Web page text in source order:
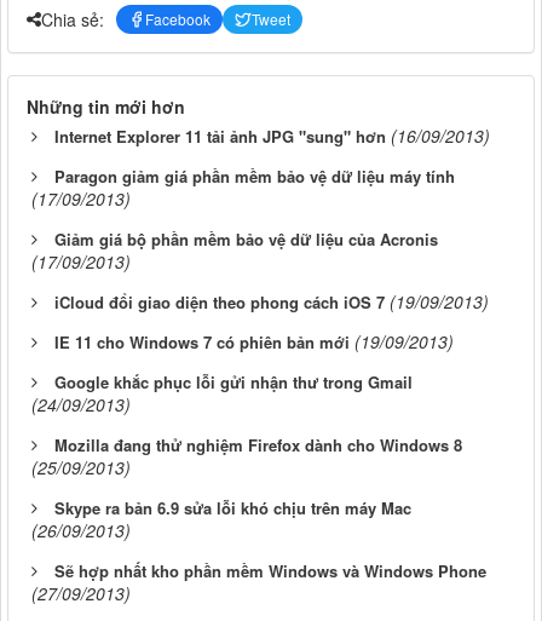
Chia sẻ: Facebook Tweet
Những tin mới hơn
Internet Explorer 11 tải ảnh JPG "sung" hơn (16/09/2013)
Paragon giảm giá phần mềm bảo vệ dữ liệu máy tính
(17/09/2013)
Giảm giá bộ phần mềm bảo vệ dữ liệu của Acronis
(17/09/2013)
iCloud đổi giao diện theo phong cách iOS 7 (19/09/2013)
IE 11 cho Windows 7 có phiên bản mới (19/09/2013)
Google khắc phục lỗi gửi nhận thư trong Gmail
(24/09/2013)
Mozilla đang thử nghiệm Firefox dành cho Windows 8
(25/09/2013)
Skype ra bản 6.9 sửa lỗi khó chịu trên máy Mac
(26/09/2013)
Sẽ hợp nhất kho phần mềm Windows và Windows Phone
(27/09/2013)